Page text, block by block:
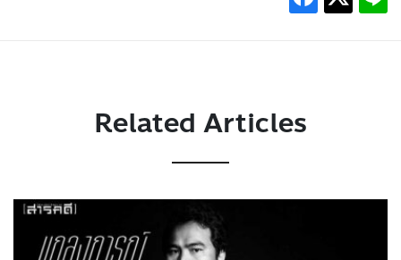
Related Articles